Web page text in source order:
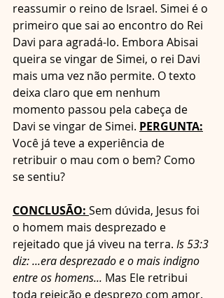
reassumir o reino de Israel. Simei é o
primeiro que sai ao encontro do Rei
Davi para agradá-lo. Embora Abisai
queira se vingar de Simei, o rei Davi
mais uma vez não permite. O texto
deixa claro que em nenhum
momento passou pela cabeça de
Davi se vingar de Simei. PERGUNTA:
Você já teve a experiência de
retribuir o mau com o bem? Como
se sentiu?
CONCLUSÃO: Sem dúvida, Jesus foi
o homem mais desprezado e
rejeitado que já viveu na terra. Is 53:3
diz:...era desprezado e o mais indigno
entre os homens... Mas Ele retribui
toda rejeição e desprezo com amor.